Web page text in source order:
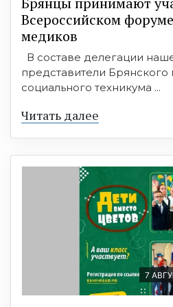
Всероссийском
медиков
В составе делегации
представители
социального техникума ...
Читать далее
7